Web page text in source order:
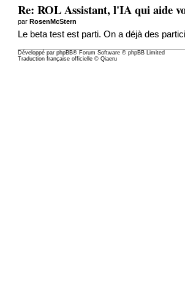
Re: ROL Assistant, l'IA qui aide
parRosenMcStern
Le beta test est parti. On a déjà des
Développé parphpBB® Forum Software © phpBB Limited
Traduction française officielle ©Qiaeru